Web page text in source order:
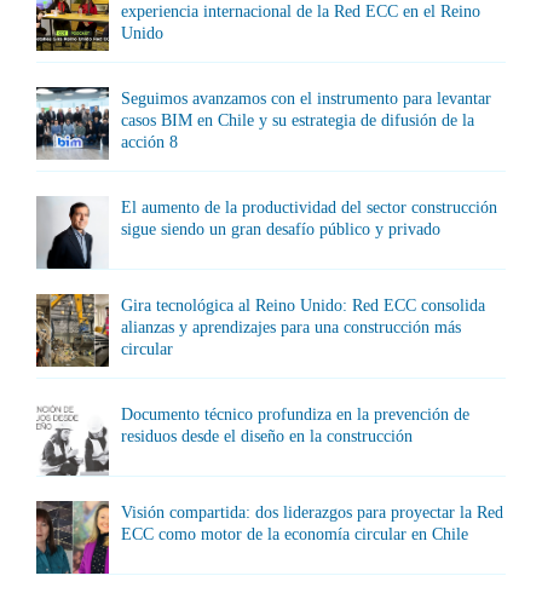
experiencia internacional de la Red ECC en el Reino
Unido
Seguimos avanzamos con el instrumento para levantar
casos BIM en Chile y su estrategia de difusión de la
acción 8
El aumento de la productividad del sector construcción
sigue siendo un gran desafío público y privado
Gira tecnológica al Reino Unido: Red ECC consolida
alianzas y aprendizajes para una construcción más
circular
Documento técnico profundiza en la prevención de
residuos desde el diseño en la construcción
Visión compartida: dos liderazgos para proyectar la Red
ECC como motor de la economía circular en Chile